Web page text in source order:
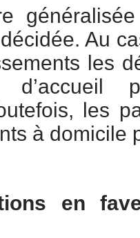
Au
les
d’accueil
les
à domicile
en